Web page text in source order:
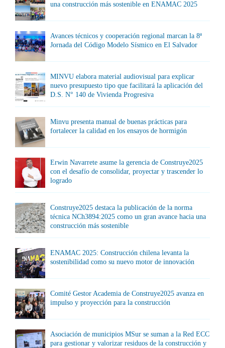
una construcción más sostenible en ENAMAC 2025
Avances técnicos y cooperación regional marcan la 8ª
Jornada del Código Modelo Sísmico en El Salvador
MINVU elabora material audiovisual para explicar
nuevo presupuesto tipo que facilitará la aplicación del
D.S. N° 140 de Vivienda Progresiva
Minvu presenta manual de buenas prácticas para
fortalecer la calidad en los ensayos de hormigón
Erwin Navarrete asume la gerencia de Construye2025
con el desafío de consolidar, proyectar y trascender lo
logrado
Construye2025 destaca la publicación de la norma
técnica NCh3894:2025 como un gran avance hacia una
construcción más sostenible
ENAMAC 2025: Construcción chilena levanta la
sostenibilidad como su nuevo motor de innovación
Comité Gestor Academia de Construye2025 avanza en
impulso y proyección para la construcción
Asociación de municipios MSur se suman a la Red ECC
para gestionar y valorizar residuos de la construcción y